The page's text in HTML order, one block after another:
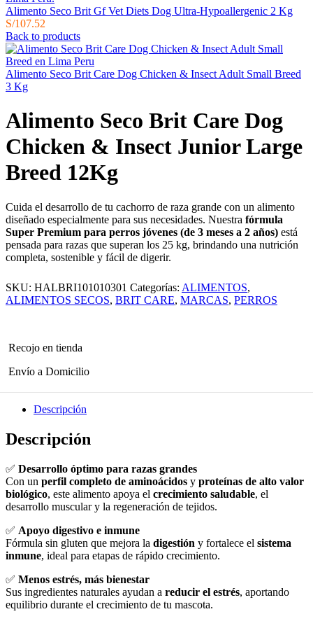
Alimento Seco Brit Gf Vet Diets Dog Ultra-Hypoallergenic 2 Kg
S/107.52
Back to products
Alimento Seco Brit Care Dog Chicken & Insect Adult Small Breed
3 Kg
Alimento Seco Brit Care Dog
Chicken & Insect Junior Large
Breed 12Kg
Cuida el desarrollo de tu cachorro de raza grande con un alimento
diseñado especialmente para sus necesidades. Nuestra fórmula
Super Premium para perros jóvenes (de 3 meses a 2 años) está
pensada para razas que superan los 25 kg, brindando una nutrición
completa, sostenible y fácil de digerir.
SKU: HALBRI101010301 Categorías: ALIMENTOS,
ALIMENTOS SECOS, BRIT CARE, MARCAS, PERROS
Recojo en tienda
Envío a Domicilio
Descripción
Descripción
✅ Desarrollo óptimo para razas grandes
Con un perfil completo de aminoácidos y proteínas de alto valor
biológico, este alimento apoya el crecimiento saludable, el
desarrollo muscular y la regeneración de tejidos.
✅ Apoyo digestivo e inmune
Fórmula sin gluten que mejora la digestión y fortalece el sistema
inmune, ideal para etapas de rápido crecimiento.
✅ Menos estrés, más bienestar
Sus ingredientes naturales ayudan a reducir el estrés, aportando
equilibrio durante el crecimiento de tu mascota.